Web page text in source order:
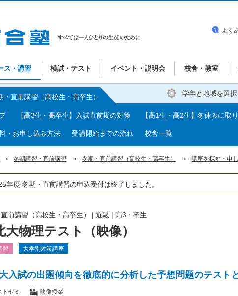
ス・講習 模試・テスト イベント・説明会 校舎・教室
よく
学年と地域を選択
・直前講習（高校生・高卒生）
【高3生・高卒生】入試直前期の対策 【高1生・高2生】冬休みに取
・お申し込み方法 受講開始までの流れ 校舎一覧
冬期講習・直前講習 冬期・直前講習（高校生・高卒生） 講座を探す・申
年度 冬期・直前講習の申込受付は終了しました。
大物理テスト（映像）
前講習（高校生・高卒生） | 近畿 | 高3・卒生
習 大学別対策講座
入試の出題傾向を徹底的に分析した予想問題のテスト
トゼミ 映像授業